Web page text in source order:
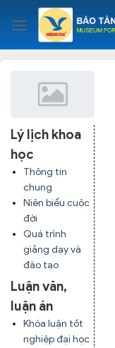
content
Lý lịch khoa
học
Thông tin
chung
Niên biểu cuộc
đời
Quá trình
giảng dạy và
đào tạo
Luận văn,
luận án
Khóa luận tốt
nghiệp đại học